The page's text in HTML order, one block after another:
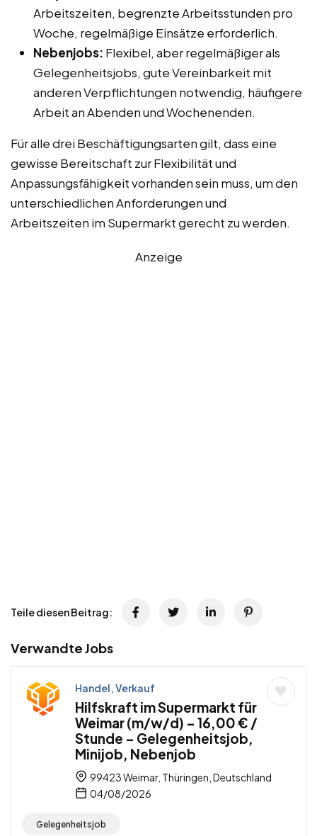
Arbeitszeiten, begrenzte Arbeitsstunden pro
Woche, regelmäßige Einsätze erforderlich.
Nebenjobs: Flexibel, aber regelmäßiger als
Gelegenheitsjobs, gute Vereinbarkeit mit
anderen Verpflichtungen notwendig, häufigere
Arbeit an Abenden und Wochenenden.
Für alle drei Beschäftigungsarten gilt, dass eine
gewisse Bereitschaft zur Flexibilität und
Anpassungsfähigkeit vorhanden sein muss, um den
unterschiedlichen Anforderungen und
Arbeitszeiten im Supermarkt gerecht zu werden.
Anzeige
Teile diesen Beitrag:
Verwandte Jobs
Handel, Verkauf
Hilfskraft im Supermarkt für
Weimar (m/w/d) – 16,00 € /
Stunde – Gelegenheitsjob,
Minijob, Nebenjob
99423 Weimar, Thüringen, Deutschland
04/08/2026
Gelegenheitsjob